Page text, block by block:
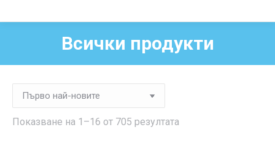
Всички продукти
You are here:
Показване на 1–16 от 705 резултата